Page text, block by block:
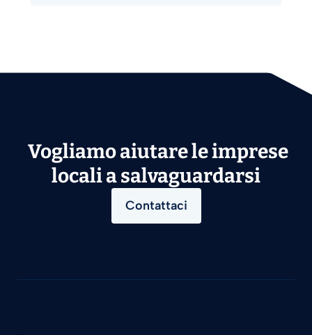
Vogliamo aiutare le imprese
locali a salvaguardarsi
Contattaci